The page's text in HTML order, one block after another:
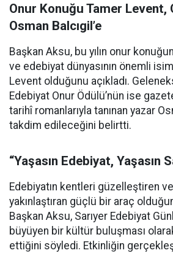
Onur Konuğu Tamer Levent,
Osman Balcıgil’e
Başkan Aksu, bu yılın onur
ve edebiyat dünyasının önemli
Levent olduğunu açıkladı.
Edebiyat Onur Ödülü’nün ise
tarihî romanlarıyla tanınan yazar
takdim edileceğini belirtti.
“Yaşasın Edebiyat, Yaşasın
Edebiyatın kentleri güzelleştiren
yakınlaştıran güçlü bir araç
Başkan Aksu, Sarıyer Edebiyat
büyüyen bir kültür buluşması
ettiğini söyledi. Etkinliğin